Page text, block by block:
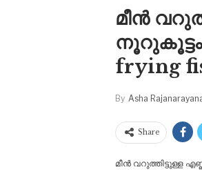
മീൻ
frying
By Asha
Share
മീൻ വറുത്തിട്ടുള്ള